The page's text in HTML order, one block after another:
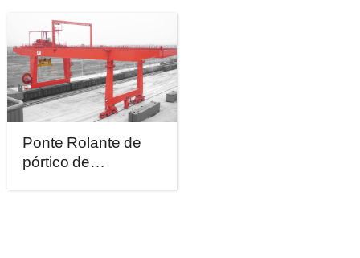
Ponte Rolante de
pórtico de